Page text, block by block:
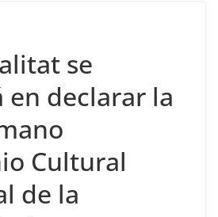
se
declarar la
Cultural
de la